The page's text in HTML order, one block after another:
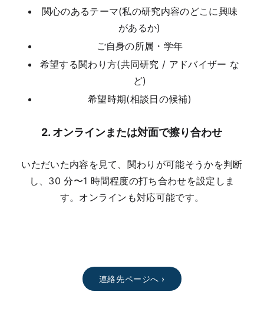
関心のあるテーマ(私の研究内容のどこに興味
があるか)
ご自身の所属・学年
希望する関わり方(共同研究 / アドバイザー な
ど)
希望時期(相談日の候補)
2. オンラインまたは対面で擦り合わせ
いただいた内容を見て、関わりが可能そうかを判断
し、30 分〜1 時間程度の打ち合わせを設定しま
す。オンラインも対応可能です。
連絡先ページへ ›